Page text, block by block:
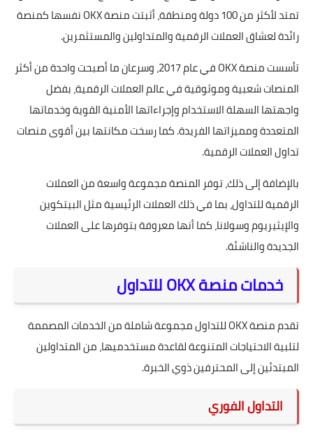
تمتد لأكثر من 100 دولة ومنطقة، أثبتت منصة OKX نفسها كمنصة
رائدة لعشاق العملات الرقمية والمتداولين والمستثمرين.
تأسست منصة OKX في عام 2017، وسرعان ما أصبحت واحدة من أكثر
المنصات شعبية وموثوقية في عالم العملات الرقمية، بفضل
واجهتها السهلة الاستخدام وإجراءاتها الأمنية القوية وخدماتها
المتعددة ومميزاتها الفريدة. كما رسخت مكانتها بين أقوى منصات
تداول العملات الرقمية.
بالإضافة إلى ذلك، توفر المنصة مجموعة واسعة من العملات
الرقمية للتداول، بما في ذلك العملات الرئيسية مثل البيتكوين
والإيثيريوم وسولانا، كما أنها معروفة بتوفرها على العملات
الجديدة والناشئة.
خدمات منصة OKX للتداول
تقدم منصة OKX للتداول مجموعة شاملة من الخدمات المصممة
لتلبية الاحتياجات المتنوعة لقاعدة مستخدميها، من المتداولين
المبتدئين إلى المحترفين ذوي الخبرة.
التداول الفوري